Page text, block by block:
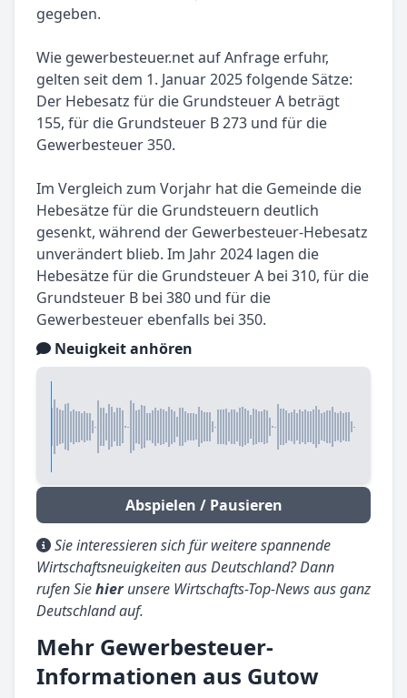
gegeben.
Wie gewerbesteuer.net auf Anfrage erfuhr,
gelten seit dem 1. Januar 2025 folgende Sätze:
Der Hebesatz für die Grundsteuer A beträgt
155, für die Grundsteuer B 273 und für die
Gewerbesteuer 350.
Im Vergleich zum Vorjahr hat die Gemeinde die
Hebesätze für die Grundsteuern deutlich
gesenkt, während der Gewerbesteuer-Hebesatz
unverändert blieb. Im Jahr 2024 lagen die
Hebesätze für die Grundsteuer A bei 310, für die
Grundsteuer B bei 380 und für die
Gewerbesteuer ebenfalls bei 350.
Neuigkeit anhören
Abspielen / Pausieren
Sie interessieren sich für weitere spannende
Wirtschaftsneuigkeiten aus Deutschland? Dann
rufen Siehierunsere Wirtschafts-Top-News aus ganz
Deutschland auf.
Mehr Gewerbesteuer-
Informationen aus Gutow